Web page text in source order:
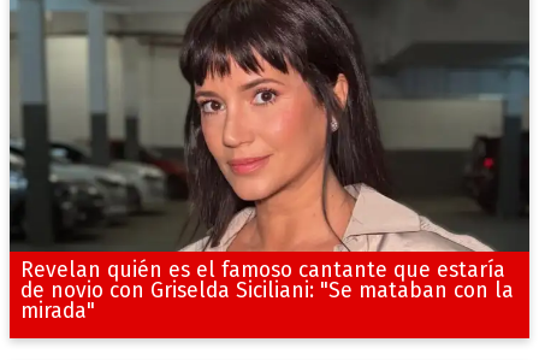
Revelan quién es el famoso cantante que estaría
de novio con Griselda Siciliani: "Se mataban con la
mirada"